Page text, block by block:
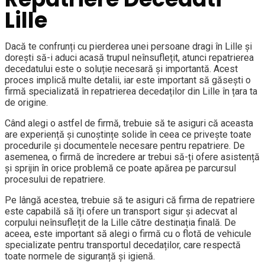
Lille
Dacă te confrunți cu pierderea unei persoane dragi în Lille și
dorești să-i aduci acasă trupul neînsuflețit, atunci repatrierea
decedatului este o soluție necesară și importantă. Acest
proces implică multe detalii, iar este important să găsești o
firmă specializată în repatrierea decedaților din Lille în țara ta
de origine.
Când alegi o astfel de firmă, trebuie să te asiguri că aceasta
are experiență și cunoștințe solide în ceea ce privește toate
procedurile și documentele necesare pentru repatriere. De
asemenea, o firmă de încredere ar trebui să-ți ofere asistență
și sprijin în orice problemă ce poate apărea pe parcursul
procesului de repatriere.
Pe lângă acestea, trebuie să te asiguri că firma de repatriere
este capabilă să îți ofere un transport sigur și adecvat al
corpului neînsuflețit de la Lille către destinația finală. De
aceea, este important să alegi o firmă cu o flotă de vehicule
specializate pentru transportul decedaților, care respectă
toate normele de siguranță și igienă.